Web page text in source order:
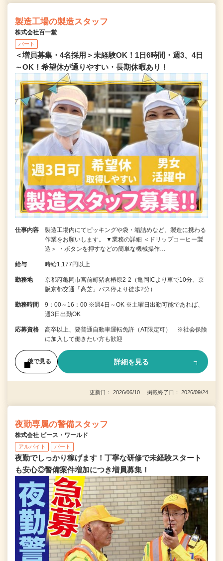
製造工場の製造スタッフ
株式会社百一堂
パート
＜増員募集・4名採用＞未経験OK！1日6時間・週3、4日
～OK！希望休が通りやすい・長期休暇あり！
仕事内容
製造工場内にてピッキングや袋・箱詰めなど、製造に携わる
作業をお願いします。 ▼業務の詳細 ＜ドリップコーヒー製
造＞ ・ボタンを押すなどの簡単な機械操作…
給与 時給1,177円以上
勤務地
京都府亀岡市宮前町猪倉椿原2-2（亀岡ICより車で10分、京
阪京都交通「高芝」バス停より徒歩2分）
勤務時間
9：00～16：00 ※週4日～OK ※土曜日出勤可能であれば、
週3日出勤OK
応募資格
高卒以上、要普通自動車運転免許（AT限定可） ※社会保険
に加入して働きたい方も歓迎
後で見る 詳細を見る
更新日： 2026/06/10 掲載終了日： 2026/09/24
夜勤専属の警備スタッフ
株式会社 ピース・ワールド
アルバイト パート
夜勤でしっかり稼げます！丁寧な研修で未経験スタート
も安心◎警備案件増加につき増員募集！